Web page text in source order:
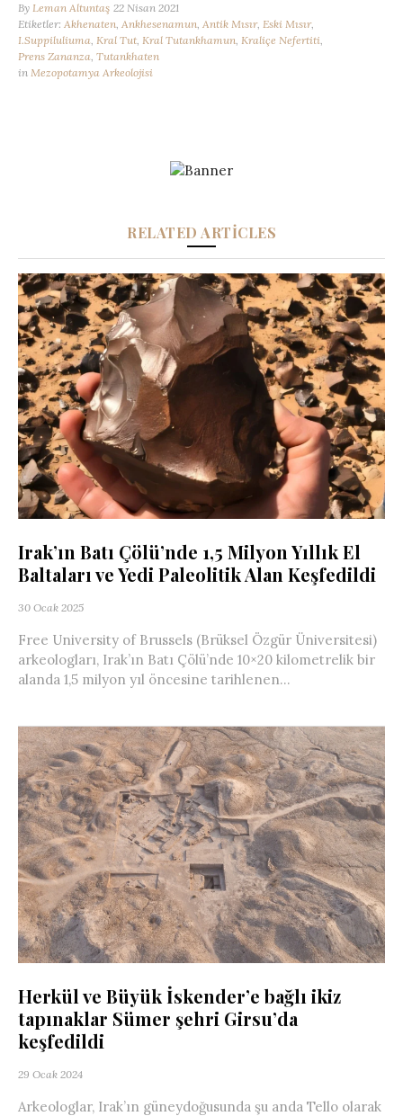
By Leman Altuntaş 22 Nisan 2021
Etiketler: Akhenaten, Ankhesenamun, Antik Mısır, Eski Mısır,
I.Suppiluliuma, Kral Tut, Kral Tutankhamun, Kraliçe Nefertiti,
Prens Zananza, Tutankhaten
in Mezopotamya Arkeolojisi
RELATED ARTICLES
Irak’ın Batı Çölü’nde 1,5 Milyon Yıllık El
Baltaları ve Yedi Paleolitik Alan Keşfedildi
30 Ocak 2025
Free University of Brussels (Brüksel Özgür Üniversitesi)
arkeologları, Irak’ın Batı Çölü’nde 10×20 kilometrelik bir
alanda 1,5 milyon yıl öncesine tarihlenen...
Herkül ve Büyük İskender’e bağlı ikiz
tapınaklar Sümer şehri Girsu’da
keşfedildi
29 Ocak 2024
Arkeologlar, Irak’ın güneydoğusunda şu anda Tello olarak